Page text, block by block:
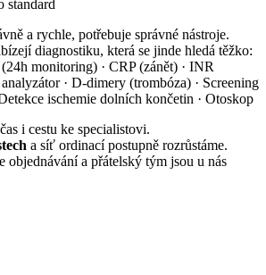
standard
a rychle, potřebuje správné nástroje.
diagnostiku, která se jinde hledá těžko:
monitoring) · CRP (zánět) · INR
· D-dimery (trombóza) · Screening
ischemie dolních končetin · Otoskop
i cestu ke specialistovi.
a síť ordinací postupně rozrůstáme.
objednávání a přátelský tým jsou u nás